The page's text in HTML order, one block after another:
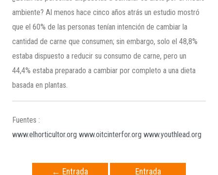
ambiente? Al menos hace cinco años atrás un estudio mostró
que el 60% de las personas tenían intención de cambiar la
cantidad de carne que consumen; sin embargo, solo el 48,8%
estaba dispuesto a reducir su consumo de carne, pero un
44,4% estaba preparado a cambiar por completo a una dieta
basada en plantas.
Fuentes :
www.elhorticultor.org www.oitcinterfor.org www.youthlead.org
← Entrada Entrada